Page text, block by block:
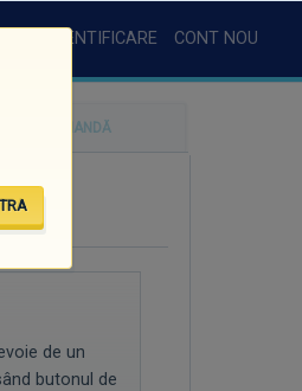
AUTENTIFICARE CONT NOU
COMANDĂ
de un
butonul de